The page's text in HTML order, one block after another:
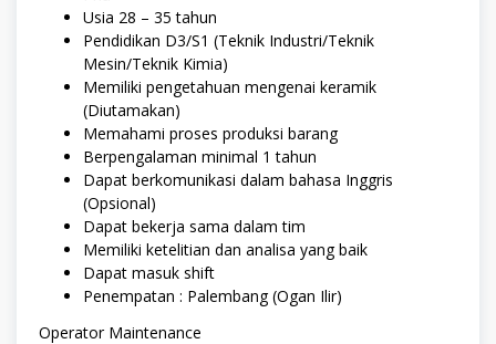
Usia 28 – 35 tahun
Pendidikan D3/S1 (Teknik Industri/Teknik
Mesin/Teknik Kimia)
Memiliki pengetahuan mengenai keramik
(Diutamakan)
Memahami proses produksi barang
Berpengalaman minimal 1 tahun
Dapat berkomunikasi dalam bahasa Inggris
(Opsional)
Dapat bekerja sama dalam tim
Memiliki ketelitian dan analisa yang baik
Dapat masuk shift
Penempatan : Palembang (Ogan Ilir)
Operator Maintenance